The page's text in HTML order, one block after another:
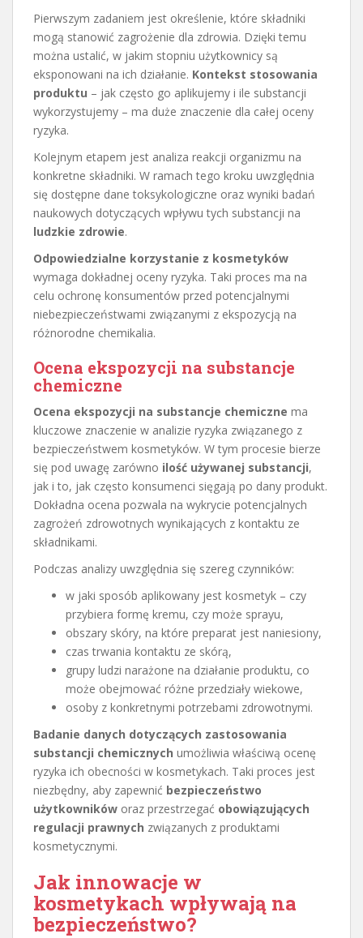
Pierwszym zadaniem jest określenie, które składniki
mogą stanowić zagrożenie dla zdrowia. Dzięki temu
można ustalić, w jakim stopniu użytkownicy są
eksponowani na ich działanie. Kontekst stosowania
produktu – jak często go aplikujemy i ile substancji
wykorzystujemy – ma duże znaczenie dla całej oceny
ryzyka.
Kolejnym etapem jest analiza reakcji organizmu na
konkretne składniki. W ramach tego kroku uwzględnia
się dostępne dane toksykologiczne oraz wyniki badań
naukowych dotyczących wpływu tych substancji na
ludzkie zdrowie.
Odpowiedzialne korzystanie z kosmetyków
wymaga dokładnej oceny ryzyka. Taki proces ma na
celu ochronę konsumentów przed potencjalnymi
niebezpieczeństwami związanymi z ekspozycją na
różnorodne chemikalia.
Ocena ekspozycji na substancje
chemiczne
Ocena ekspozycji na substancje chemiczne ma
kluczowe znaczenie w analizie ryzyka związanego z
bezpieczeństwem kosmetyków. W tym procesie bierze
się pod uwagę zarówno ilość używanej substancji,
jak i to, jak często konsumenci sięgają po dany produkt.
Dokładna ocena pozwala na wykrycie potencjalnych
zagrożeń zdrowotnych wynikających z kontaktu ze
składnikami.
Podczas analizy uwzględnia się szereg czynników:
w jaki sposób aplikowany jest kosmetyk – czy
przybiera formę kremu, czy może sprayu,
obszary skóry, na które preparat jest naniesiony,
czas trwania kontaktu ze skórą,
grupy ludzi narażone na działanie produktu, co
może obejmować różne przedziały wiekowe,
osoby z konkretnymi potrzebami zdrowotnymi.
Badanie danych dotyczących zastosowania
substancji chemicznych umożliwia właściwą ocenę
ryzyka ich obecności w kosmetykach. Taki proces jest
niezbędny, aby zapewnić bezpieczeństwo
użytkowników oraz przestrzegać obowiązujących
regulacji prawnych związanych z produktami
kosmetycznymi.
Jak innowacje w
kosmetykach wpływają na
bezpieczeństwo?